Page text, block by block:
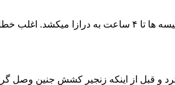
با ترکدین کیسه جنینی (فاز بازشدن) دردهای زایمان آغاز میگردند و بتدریج کانال زایمان گشوده میگردد زمان این مرحله ۲ تا ۳
و قبل از اینکه زنجیر کشش جنین وصل